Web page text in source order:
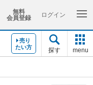
無料
会員登録
ログイン
売り
たい方
探す menu